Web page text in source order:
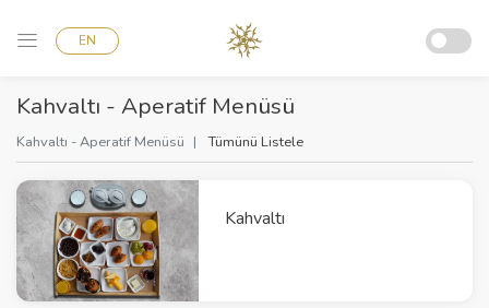
EN
Kahvaltı - Aperatif Menüsü
Kahvaltı - Aperatif Menüsü Tümünü Listele
Kahvaltı